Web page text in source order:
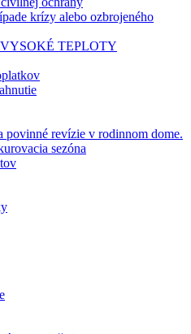
krízy alebo ozbrojeného
TEPLOTY
povinné revízie v rodinnom dome.
sezóna